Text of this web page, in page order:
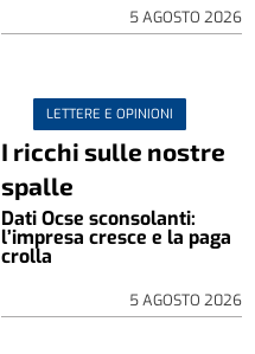
5 AGOSTO 2026
LETTERE E OPINIONI
I ricchi sulle nostre
spalle
Dati Ocse sconsolanti:
l’impresa cresce e la paga
crolla
5 AGOSTO 2026